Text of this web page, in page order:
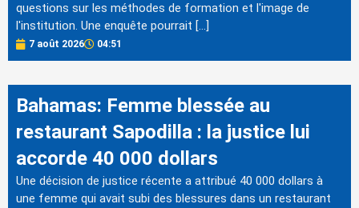
questions sur les méthodes de formation et l'image de
l'institution. Une enquête pourrait […]
7 août 2026 04:51
Bahamas: Femme blessée au
restaurant Sapodilla : la justice lui
accorde 40 000 dollars
Une décision de justice récente a attribué 40 000 dollars à
une femme qui avait subi des blessures dans un restaurant